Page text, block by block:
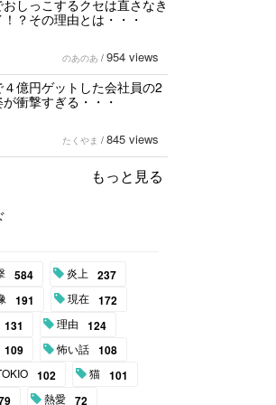
しっこするクセは直さなき
？その理由とは・・・
のあのあ / 954 views
４億円ゲットした会社員の2
衝撃すぎる・・・
たくやま / 845 views
もっと見る
584 炎上 237
191 現在 172
131 理由 124
109 怖い話 108
102 猫 101
熱愛 72